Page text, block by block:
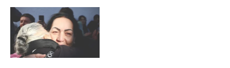
a Sol en Madrid.
Reclaman una solución
digna para el problema
creado por las obras de
la linea 7…